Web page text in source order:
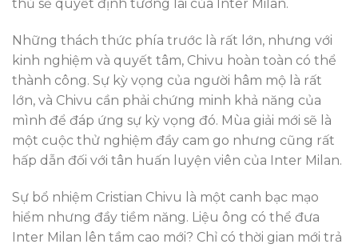
thủ sẽ quyết định tương lai của Inter Milan.
Những thách thức phía trước là rất lớn, nhưng với
kinh nghiệm và quyết tâm, Chivu hoàn toàn có thể
thành công. Sự kỳ vọng của người hâm mộ là rất
lớn, và Chivu cần phải chứng minh khả năng của
mình để đáp ứng sự kỳ vọng đó. Mùa giải mới sẽ là
một cuộc thử nghiệm đầy cam go nhưng cũng rất
hấp dẫn đối với tân huấn luyện viên của Inter Milan.
Sự bổ nhiệm Cristian Chivu là một canh bạc mạo
hiểm nhưng đầy tiềm năng. Liệu ông có thể đưa
Inter Milan lên tầm cao mới? Chỉ có thời gian mới trả